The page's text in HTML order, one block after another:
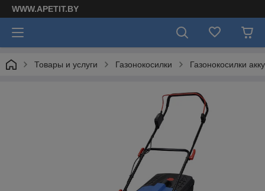
WWW.APETIT.BY
Товары и услуги Газонокосилки Газонокосилки